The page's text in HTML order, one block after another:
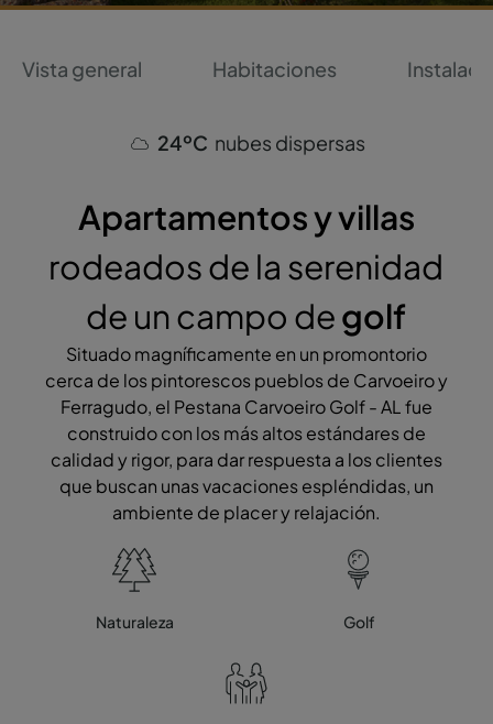
Vista general Habitaciones
24ºC nubes dispersas
Apartamentos y villas
rodeados de la serenidad
de un campo degolf
Situado magníficamente en un promontorio
cerca de los pintorescos pueblos de Carvoeiro y
Ferragudo, el Pestana Carvoeiro Golf - AL fue
construido con los más altos estándares de
calidad y rigor, para dar respuesta a los clientes
que buscan unas vacaciones espléndidas, un
ambiente de placer y relajación.
Naturaleza Golf